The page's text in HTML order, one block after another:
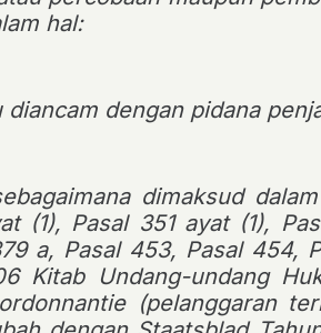
hal:
dengan pidana
dimaksud
(1), Pasal 351 ayat (1),
a, Pasal 453, Pasal 454,
Kitab Undang-undang
(pelanggaran